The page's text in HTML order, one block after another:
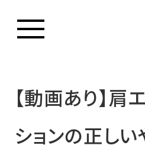
【動画あり】
ションの正し